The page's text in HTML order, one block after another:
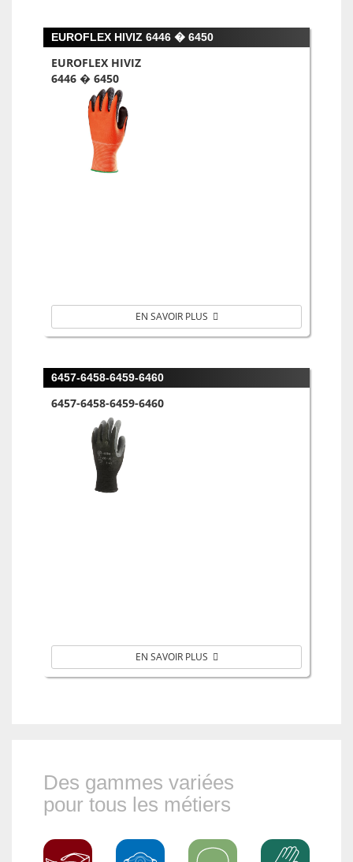
EUROFLEX HIVIZ 6446 � 6450
EUROFLEX HIVIZ
6446 � 6450
EN SAVOIR PLUS
6457-6458-6459-6460
6457-6458-6459-6460
EN SAVOIR PLUS
Des gammes variées
pour tous les métiers